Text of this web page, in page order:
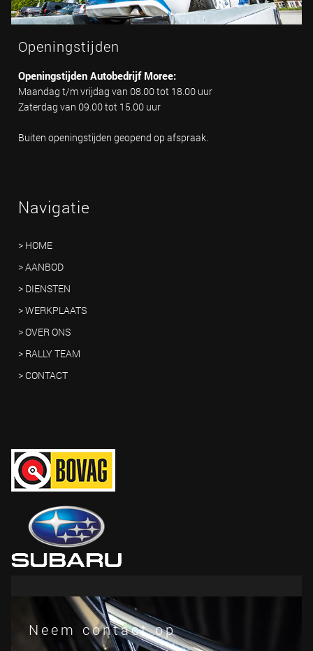
Openingstijden
Openingstijden Autobedrijf Moree:
Maandag t/m vrijdag van 08.00 tot 18.00 uur
Zaterdag van 09.00 tot 15.00 uur
Buiten openingstijden geopend op afspraak.
Navigatie
> HOME
> AANBOD
> DIENSTEN
> WERKPLAATS
> OVER ONS
> RALLY TEAM
> CONTACT
Neem contact op